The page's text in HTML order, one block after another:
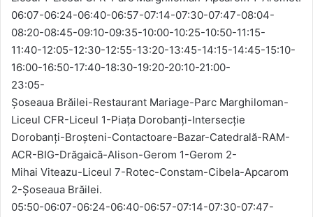
06:07-06:24-06:40-06:57-07:14-07:30-07:47-08:04-
08:20-08:45-09:10-09:35-10:00-10:25-10:50-11:15-
11:40-12:05-12:30-12:55-13:20-13:45-14:15-14:45-15:10-
16:00-16:50-17:40-18:30-19:20-20:10-21:00-
23:05-
Şoseaua Brăilei-Restaurant Mariage-Parc Marghiloman-
Liceul CFR-Liceul 1-Piaţa Dorobanți-Intersecție
Dorobanţi-Broşteni-Contactoare-Bazar-Catedrală-RAM-
ACR-BIG-Drăgaică-Alison-Gerom 1-Gerom 2-
Mihai Viteazu-Liceul 7-Rotec-Constam-Cibela-Apcarom
2-Şoseaua Brăilei.
05:50-06:07-06:24-06:40-06:57-07:14-07:30-07:47-